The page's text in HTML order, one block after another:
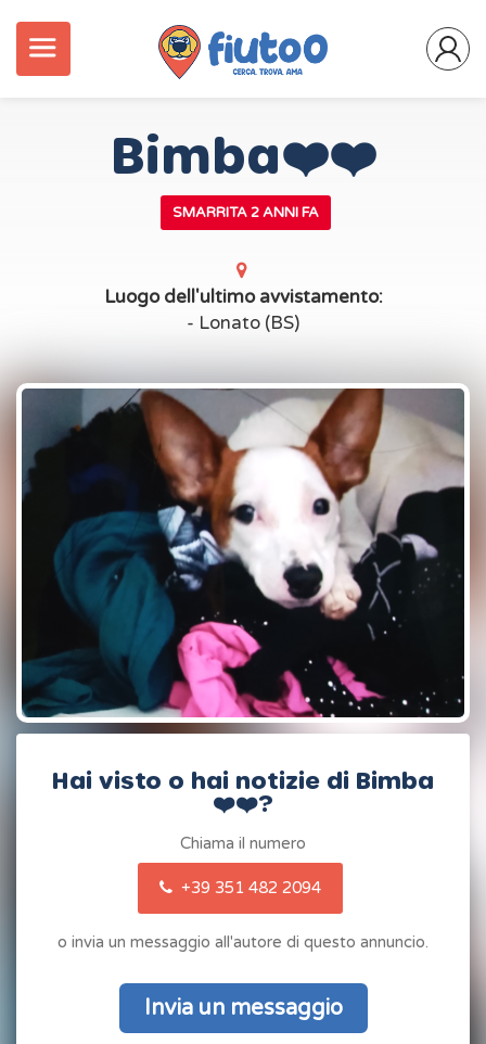
Bimba❤️❤️
SMARRITA 2 ANNI FA
Luogo dell'ultimo avvistamento:
- Lonato (BS)
Hai visto o hai notizie di Bimba
❤️❤️?
Chiama il numero
+39 351 482 2094
o invia un messaggio all'autore di questo annuncio.
Invia un messaggio